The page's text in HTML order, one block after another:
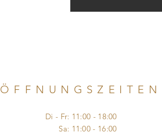
ÖFFNUNGSZEITEN
Di - Fr: 11:00 - 18:00
​​ Sa: 11:00 - 16:00